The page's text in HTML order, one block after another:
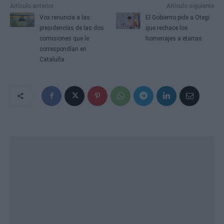
Artículo anterior
Vox renuncia a las
presidencias de las dos
comisiones que le
correspondían en
Cataluña
Artículo siguiente
El Gobierno pide a Otegi
que rechace los
homenajes a etarras